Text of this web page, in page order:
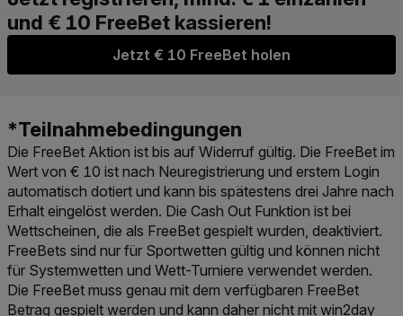
Jetzt € 10 FreeBet holen
Die FreeBet Aktion ist bis auf Widerruf gültig. Die FreeBet im
Wert von € 10 ist nach Neuregistrierung und erstem Login
automatisch dotiert und kann bis spätestens drei Jahre nach
Erhalt eingelöst werden. Die Cash Out Funktion ist bei
Wettscheinen, die als FreeBet gespielt wurden, deaktiviert.
FreeBets sind nur für Sportwetten gültig und können nicht
für Systemwetten und Wett-Turniere verwendet werden.
Die FreeBet muss genau mit dem verfügbaren FreeBet
Betrag gespielt werden und kann daher nicht mit win2day